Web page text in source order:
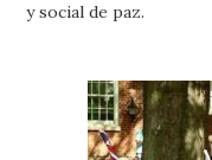
y social de paz.